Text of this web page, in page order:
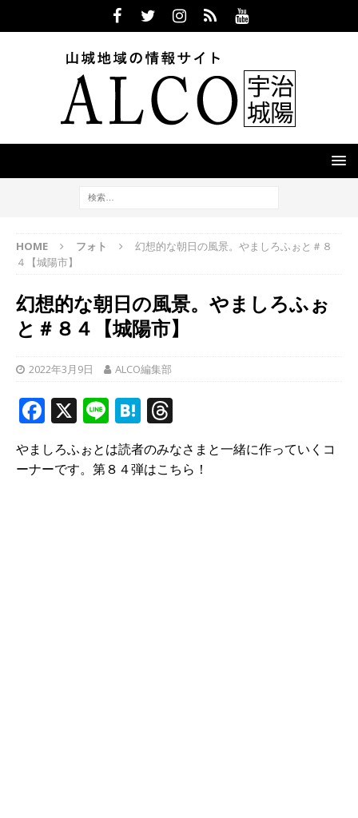
HOME フォト
幻想的な朝日の風景。やましろふぉと＃８
４【城陽市】
幻想的な朝日の風景。やましろふぉ
と＃８４【城陽市】
2022年3月9日 ALCO編集部
F
a
c
X Li
n
e
H
at
e
n
h
r
e
やましろふぉとは読者のみなさまと一緒に作っていくコ
ーナーです。第８４弾はこちら！